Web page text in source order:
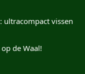
ultracompact vissen
de Waal!